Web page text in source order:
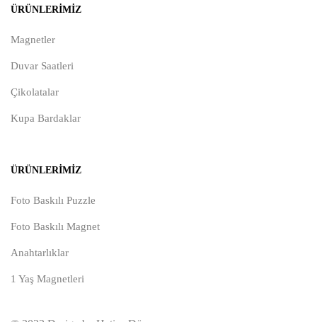
ÜRÜNLERIMIZ
Magnetler
Duvar Saatleri
Çikolatalar
Kupa Bardaklar
ÜRÜNLERIMIZ
Foto Baskılı Puzzle
Foto Baskılı Magnet
Anahtarlıklar
1 Yaş Magnetleri